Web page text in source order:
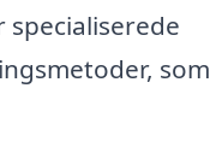
specialiserede